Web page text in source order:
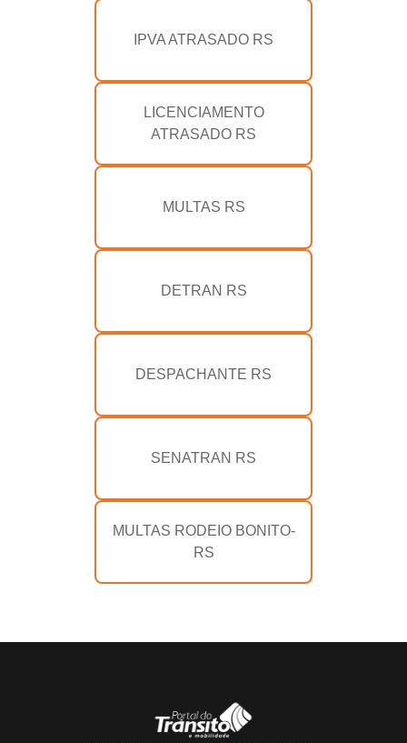
IPVA ATRASADO RS
LICENCIAMENTO
ATRASADO RS
MULTAS RS
DETRAN RS
DESPACHANTE RS
SENATRAN RS
MULTAS RODEIO BONITO-
RS